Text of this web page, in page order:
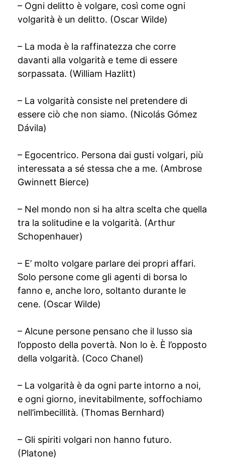
– Ogni delitto è volgare, così come ogni
volgarità è un delitto. (Oscar Wilde)
– La moda è la raffinatezza che corre
davanti alla volgarità e teme di essere
sorpassata. (William Hazlitt)
– La volgarità consiste nel pretendere di
essere ciò che non siamo. (Nicolás Gómez
Dávila)
– Egocentrico. Persona dai gusti volgari, più
interessata a sé stessa che a me. (Ambrose
Gwinnett Bierce)
– Nel mondo non si ha altra scelta che quella
tra la solitudine e la volgarità. (Arthur
Schopenhauer)
– E’ molto volgare parlare dei propri affari.
Solo persone come gli agenti di borsa lo
fanno e, anche loro, soltanto durante le
cene. (Oscar Wilde)
– Alcune persone pensano che il lusso sia
l’opposto della povertà. Non lo è. È l’opposto
della volgarità. (Coco Chanel)
– La volgarità è da ogni parte intorno a noi,
e ogni giorno, inevitabilmente, soffochiamo
nell’imbecillità. (Thomas Bernhard)
– Gli spiriti volgari non hanno futuro.
(Platone)